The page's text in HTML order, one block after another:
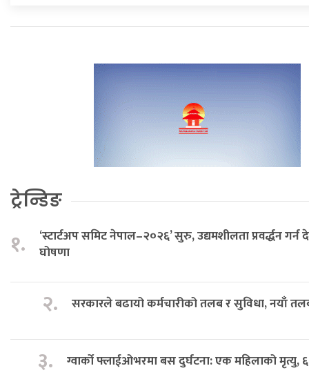
ट्रेन्डिङ
१.
‘स्टार्टअप समिट नेपाल–२०२६’ सुरु, उद्यमशीलता प्रवर्द्धन गर्न
घोषणा
२. सरकारले बढायो कर्मचारीको तलब र सुविधा, नयाँ
३. ग्वार्को फ्लाईओभरमा बस दुर्घटना: एक महिलाको मृत्यु,